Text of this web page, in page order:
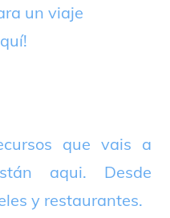
un viaje
que vais a
aqui. Desde
y restaurantes.